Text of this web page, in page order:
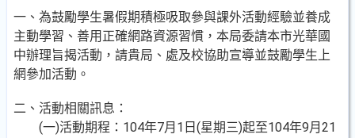
一、為鼓勵學生暑假期積極吸取參與課外活動經驗並養成
主動學習、善用正確網路資源習慣，本局委請本市光華國
中辦理旨揭活動，請貴局、處及校協助宣導並鼓勵學生上
網參加活動。
二、活動相關訊息：
(一)活動期程：104年7月1日(星期三)起至104年9月21